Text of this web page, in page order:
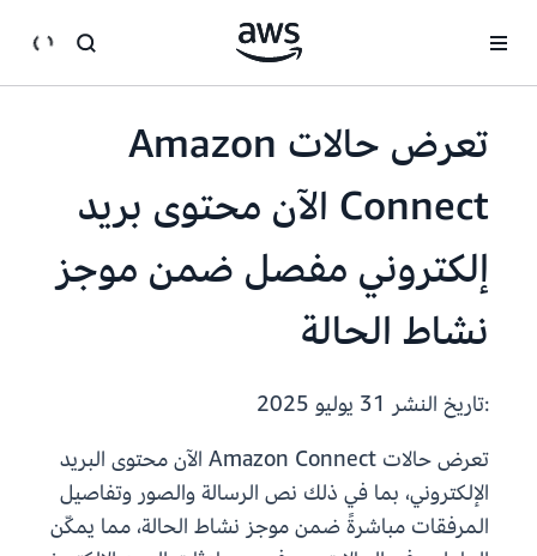
تعرض حالات Amazon
Connect الآن محتوى بريد
إلكتروني مفصل ضمن موجز
نشاط الحالة
:تاريخ النشر
تعرض حالات Amazon Connect الآن محتوى البريد
الإلكتروني، بما في ذلك نص الرسالة والصور وتفاصيل
المرفقات مباشرةً ضمن موجز نشاط الحالة، مما يمكّن